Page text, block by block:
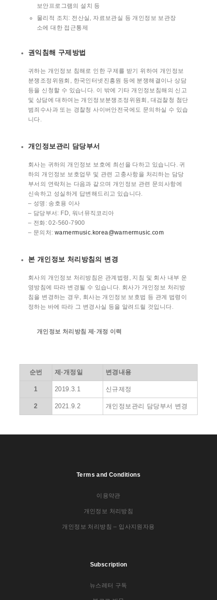
보안프로그램의 설치 등
물리적 조치: 전산실, 자료보관실 등 개인정보 보관장
소에 대한 접근통제
권익침해 구제방법
귀하는 개인정보 침해로 인한 구제를 받기 위하여 개인정보
분쟁조정위원회, 한국인터넷진흥원 등에 분쟁해결이나 상담
등을 신청할 수 있습니다. 이 밖에 기타 개인정보침해의 신고
및 상담에 대하여는 개인정보분쟁조정위원회, 대검찰청 첨단
범죄수사과 또는 경찰청 사이버안전국에도 문의하실 수 있습
니다.
개인정보관리 담당부서
회사는 귀하의 개인정보 보호에 최선을 다하고 있습니다. 귀
하의 개인정보 보호업무 및 관련 고충사항을 처리하는 담당
부서의 연락처는 다음과 같으며 개인정보 관련 문의사항에
신속하고 성실하게 답변해드리고 있습니다.
– 성명: 송호용 이사
– 담당부서: FD, 워너뮤직코리아
– 전화: 02-560-7900
– 문의처: warnermusic.korea@warnermusic.com
본 개인정보 처리방침의 변경
회사의 개인정보 처리방침은 관계법령, 지침 및 회사 내부 운
영방침에 따라 변경될 수 있습니다. 회사가 개인정보 처리방
침을 변경하는 경우, 회사는 개인정보 보호법 등 관계 법령이
정하는 바에 따라 그 변경사실 등을 알려드릴 것입니다.
개인정보 처리방침 제·개정 이력
순번 제·개정일 변경내용
1 2019.3.1 신규제정
2 2021.9.2 개인정보관리 담당부서 변경
Terms and Conditions
이용약관
개인정보 처리방침
개인정보 처리방침 – 입사지원자용
Subscription
뉴스레터 구독